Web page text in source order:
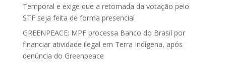
Temporal e exige que a retomada da votação pelo
STF seja feita de forma presencial
GREENPEACE: MPF processa Banco do Brasil por
financiar atividade ilegal em Terra Indígena, após
denúncia do Greenpeace